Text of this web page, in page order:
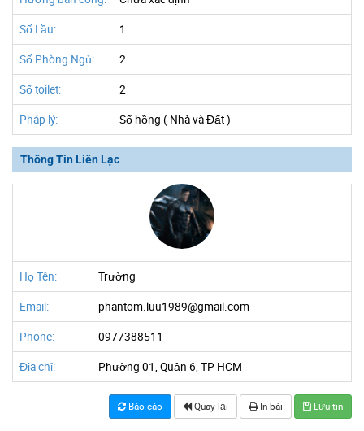
Số Lầu: 1
Số Phòng Ngủ: 2
Số toilet: 2
Pháp lý: Sổ hồng ( Nhà và Đất )
Thông Tin Liên Lạc
Họ Tên: Trường
Email: phantom.luu1989@gmail.com
Phone: 0977388511
Địa chỉ: Phường 01, Quận 6, TP HCM
Báo cáo Quay lại In bài Lưu tin